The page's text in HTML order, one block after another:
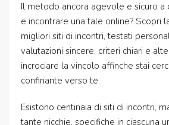
Il metodo ancora agevole e sicuro a
e incontrare una tale online? Scopri
migliori siti di incontri, testati
valutazioni sincere, criteri chiari e
incrociare la vincolo affinche stai
confinante verso te.
Esistono centinaia di siti di incontri,
tante nicchie, specifiche in ciascuna